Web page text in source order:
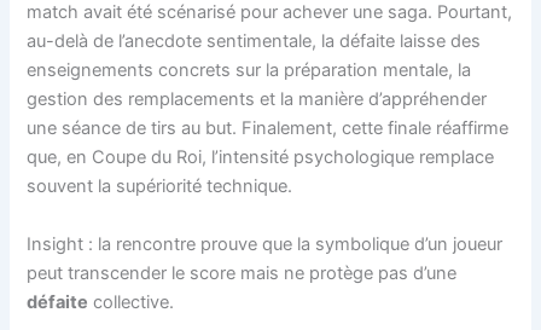
match avait été scénarisé pour achever une saga. Pourtant,
au-delà de l’anecdote sentimentale, la défaite laisse des
enseignements concrets sur la préparation mentale, la
gestion des remplacements et la manière d’appréhender
une séance de tirs au but. Finalement, cette finale réaffirme
que, en Coupe du Roi, l’intensité psychologique remplace
souvent la supériorité technique.
Insight : la rencontre prouve que la symbolique d’un joueur
peut transcender le score mais ne protège pas d’une
défaite collective.